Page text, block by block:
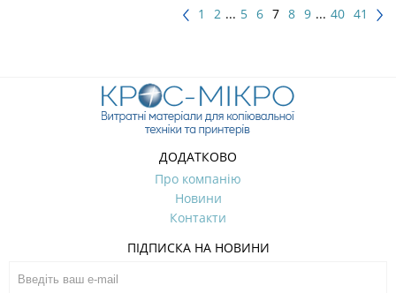
1 2 ... 5 6 7 8 9 ... 40 41
ДОДАТКОВО
Про компанію
Новини
Контакти
ПІДПИСКА НА НОВИНИ